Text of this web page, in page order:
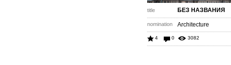
title БЕЗ НАЗВАНИЯ
nomination Architecture
4 0 3082